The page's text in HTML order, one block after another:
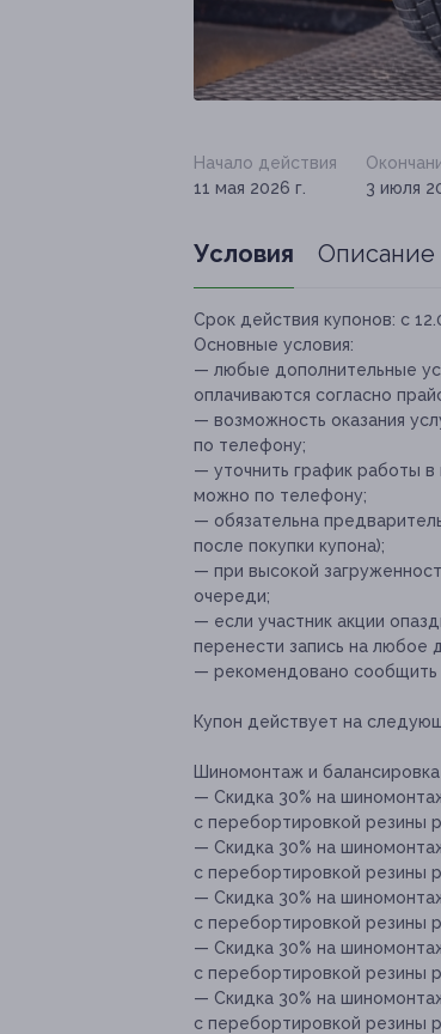
Начало действия
11 мая 2026 г.
3 июля
Условия Описание
Срок действия купонов: с
Основные условия:
— любые дополнительные
оплачиваются согласно
— возможность оказания
по телефону;
— уточнить график работы
можно по телефону;
— обязательна
после покупки купона);
— при высокой
очереди;
— если участник акции
перенести запись на любое
— рекомендовано сообщить
Купон действует на
Шиномонтаж и
— Скидка 30% на
с перебортировкой резины
— Скидка 30% на
с перебортировкой резины
— Скидка 30% на
с перебортировкой резины
— Скидка 30% на
с перебортировкой резины
— Скидка 30% на
с перебортировкой резины